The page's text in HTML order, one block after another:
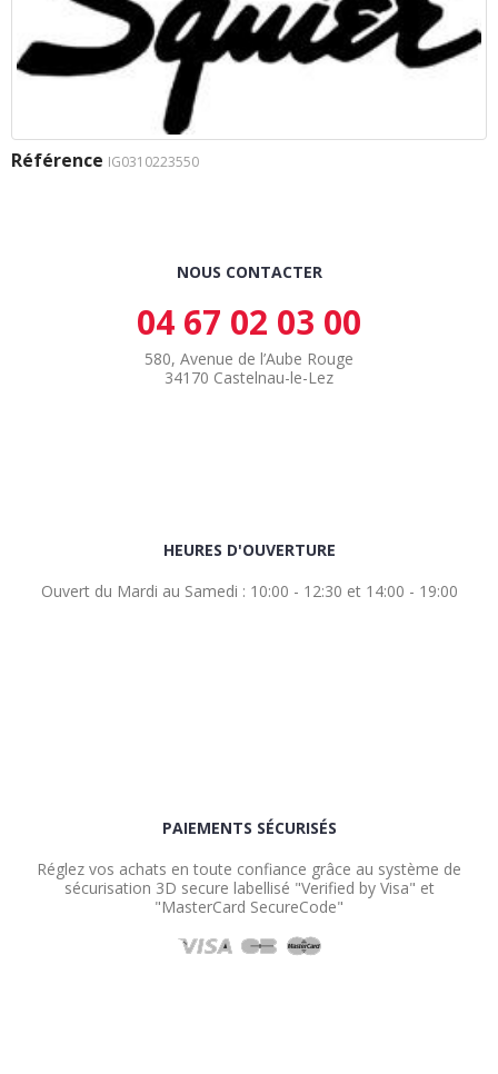
Référence IG0310223550
NOUS CONTACTER
04 67 02 03 00
580, Avenue de l’Aube Rouge
34170 Castelnau-le-Lez
HEURES D'OUVERTURE
Ouvert du Mardi au Samedi : 10:00 - 12:30 et 14:00 - 19:00
PAIEMENTS SÉCURISÉS
Réglez vos achats en toute confiance grâce au système de
sécurisation 3D secure labellisé "Verified by Visa" et
"MasterCard SecureCode"